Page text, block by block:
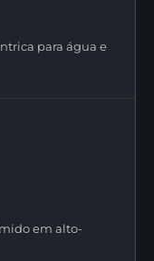
para água e
em alto-